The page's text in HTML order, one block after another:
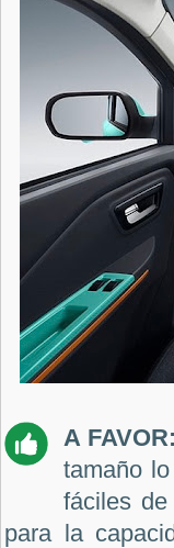
A FAVOR:
tamaño
fáciles
para la